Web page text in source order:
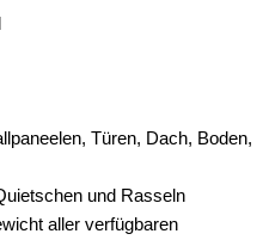
Türen, Dach, Boden,
und Rasseln
aller verfügbaren